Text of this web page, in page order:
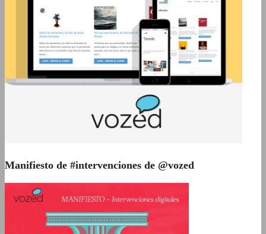
Manifiesto de #intervenciones de @vozed